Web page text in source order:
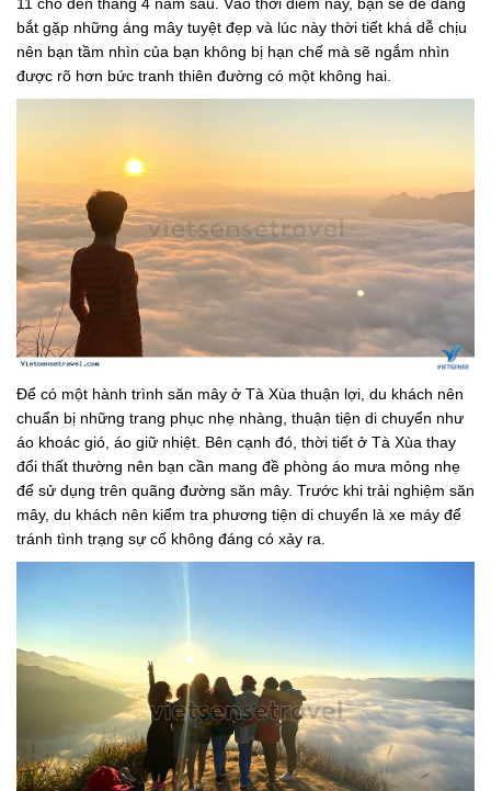
11 cho đến tháng 4 năm sau. Vào thời điểm này, bạn sẽ dễ dàng
bắt gặp những áng mây tuyệt đẹp và lúc này thời tiết khá dễ chịu
nên bạn tầm nhìn của bạn không bị hạn chế mà sẽ ngắm nhìn
được rõ hơn bức tranh thiên đường có một không hai.
Để có một hành trình săn mây ở Tà Xùa thuận lợi, du khách nên
chuẩn bị những trang phục nhẹ nhàng, thuận tiện di chuyển như
áo khoác gió, áo giữ nhiệt. Bên cạnh đó, thời tiết ở Tà Xùa thay
đổi thất thường nên bạn cần mang đề phòng áo mưa mỏng nhẹ
để sử dụng trên quãng đường săn mây. Trước khi trải nghiệm săn
mây, du khách nên kiểm tra phương tiện di chuyển là xe máy để
tránh tình trạng sự cố không đáng có xảy ra.